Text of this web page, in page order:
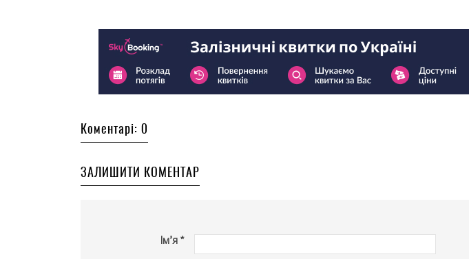
Коментарі: 0
ЗАЛИШИТИ КОМЕНТАР
Ім’я *